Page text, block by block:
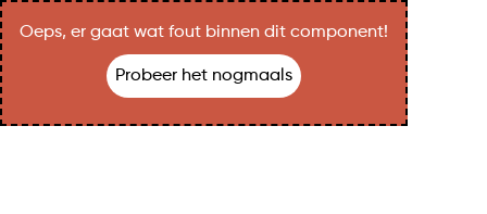
Oeps, er gaat wat fout binnen dit component!
Probeer het nogmaals